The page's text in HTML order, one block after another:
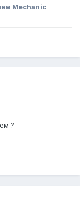
Mechanic
?